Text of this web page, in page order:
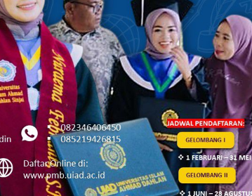
Klik Banner UNISMUH MAKASSAR